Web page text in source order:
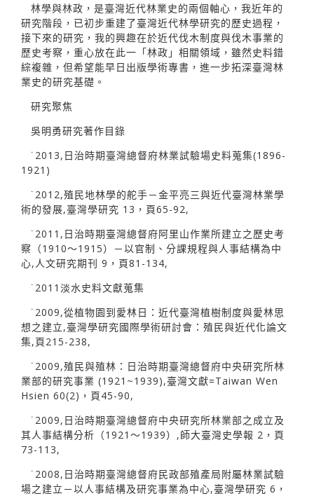
林學與林政，是臺灣近代林業史的兩個軸心，我近年的
研究階段，已初步重建了臺灣近代林學研究的歷史過程，
接下來的研究，我的興趣在於近代伐木制度與伐木事業的
歷史考察，重心放在此一「林政」相關領域，雖然史料錯
綜複雜，但希望能早日出版學術專書，進一步拓深臺灣林
業史的研究基礎。
研究聚焦
吳明勇研究著作目錄
˙2013,日治時期臺灣總督府林業試驗場史料蒐集(1896-
1921)
˙2012,殖民地林學的舵手－金平亮三與近代臺灣林業學
術的發展,臺灣學研究 13，頁65-92,
˙2011,日治時期臺灣總督府阿里山作業所建立之歷史考
察（1910～1915）－以官制、分課規程與人事結構為中
心,人文研究期刊 9，頁81-134,
˙2011淡水史料文獻蒐集
˙2009,從植物園到愛林日：近代臺灣植樹制度與愛林思
想之建立,臺灣學研究國際學術研討會：殖民與近代化論文
集,頁215-238,
˙2009,殖民與殖林：日治時期臺灣總督府中央研究所林
業部的研究事業 (1921~1939),臺灣文獻=Taiwan Wen
Hsien 60(2)，頁45-90,
˙2009,日治時期臺灣總督府中央研究所林業部之成立及
其人事結構分析（1921～1939）,師大臺灣史學報 2，頁
73-113,
˙2008,日治時期臺灣總督府民政部殖產局附屬林業試驗
場之建立－以人事結構及研究事業為中心,臺灣學研究 6，